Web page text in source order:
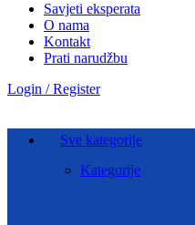
Savjeti eksperata
O nama
Kontakt
Prati narudžbu
Login / Register
Sve kategorije
Kategorije